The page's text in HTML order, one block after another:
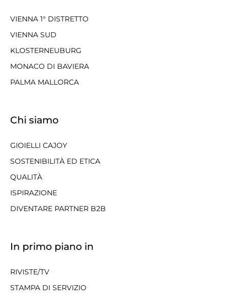
VIENNA 1° DISTRETTO
VIENNA SUD
KLOSTERNEUBURG
MONACO DI BAVIERA
PALMA MALLORCA
Chi siamo
GIOIELLI CAJOY
SOSTENIBILITÀ ED ETICA
QUALITÀ
ISPIRAZIONE
DIVENTARE PARTNER B2B
In primo piano in
RIVISTE/TV
STAMPA DI SERVIZIO